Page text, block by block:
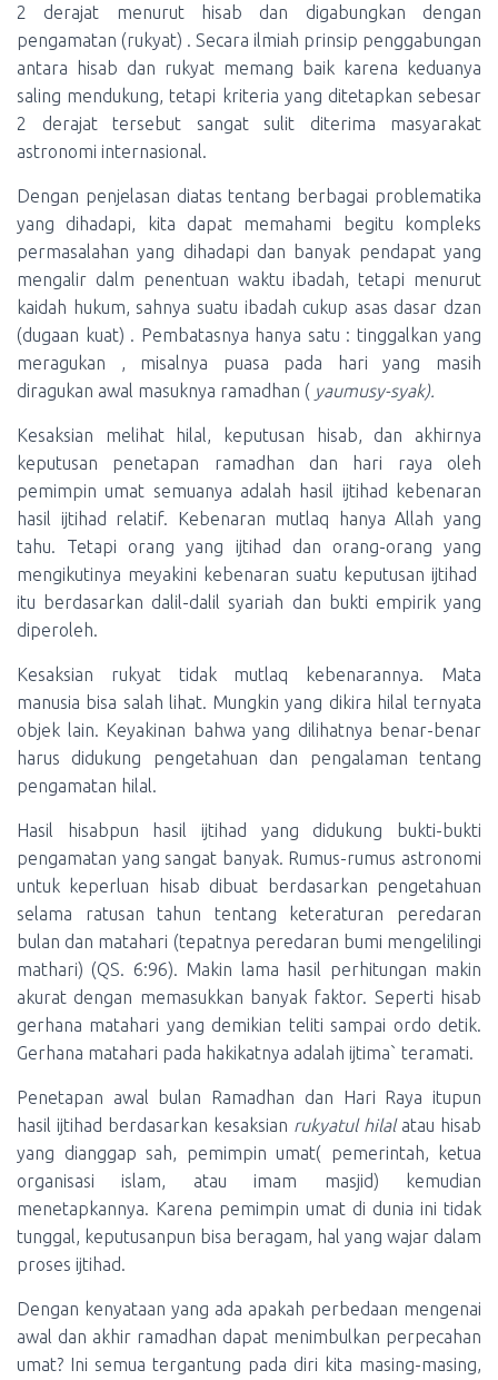
2 derajat menurut hisab dan digabungkan dengan
pengamatan (rukyat) . Secara ilmiah prinsip penggabungan
antara hisab dan rukyat memang baik karena keduanya
saling mendukung, tetapi kriteria yang ditetapkan sebesar
2 derajat tersebut sangat sulit diterima masyarakat
astronomi internasional.
Dengan penjelasan diatas tentang berbagai problematika
yang dihadapi, kita dapat memahami begitu kompleks
permasalahan yang dihadapi dan banyak pendapat yang
mengalir dalm penentuan waktu ibadah, tetapi menurut
kaidah hukum, sahnya suatu ibadah cukup asas dasar dzan
(dugaan kuat) . Pembatasnya hanya satu : tinggalkan yang
meragukan , misalnya puasa pada hari yang masih
diragukan awal masuknya ramadhan ( yaumusy-syak).
Kesaksian melihat hilal, keputusan hisab, dan akhirnya
keputusan penetapan ramadhan dan hari raya oleh
pemimpin umat semuanya adalah hasil ijtihad kebenaran
hasil ijtihad relatif. Kebenaran mutlaq hanya Allah yang
tahu. Tetapi orang yang ijtihad dan orang-orang yang
mengikutinya meyakini kebenaran suatu keputusan ijtihad
itu berdasarkan dalil-dalil syariah dan bukti empirik yang
diperoleh.
Kesaksian rukyat tidak mutlaq kebenarannya. Mata
manusia bisa salah lihat. Mungkin yang dikira hilal ternyata
objek lain. Keyakinan bahwa yang dilihatnya benar-benar
harus didukung pengetahuan dan pengalaman tentang
pengamatan hilal.
Hasil hisabpun hasil ijtihad yang didukung bukti-bukti
pengamatan yang sangat banyak. Rumus-rumus astronomi
untuk keperluan hisab dibuat berdasarkan pengetahuan
selama ratusan tahun tentang keteraturan peredaran
bulan dan matahari (tepatnya peredaran bumi mengelilingi
mathari) (QS. 6:96). Makin lama hasil perhitungan makin
akurat dengan memasukkan banyak faktor. Seperti hisab
gerhana matahari yang demikian teliti sampai ordo detik.
Gerhana matahari pada hakikatnya adalah ijtima` teramati.
Penetapan awal bulan Ramadhan dan Hari Raya itupun
hasil ijtihad berdasarkan kesaksian rukyatul hilalatau hisab
yang dianggap sah, pemimpin umat( pemerintah, ketua
organisasi islam, atau imam masjid) kemudian
menetapkannya. Karena pemimpin umat di dunia ini tidak
tunggal, keputusanpun bisa beragam, hal yang wajar dalam
proses ijtihad.
Dengan kenyataan yang ada apakah perbedaan mengenai
awal dan akhir ramadhan dapat menimbulkan perpecahan
umat? Ini semua tergantung pada diri kita masing-masing,